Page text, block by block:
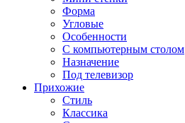
Форма
Угловые
Особенности
С компьютерным столом
Назначение
Под телевизор
Прихожие
Стиль
Классика